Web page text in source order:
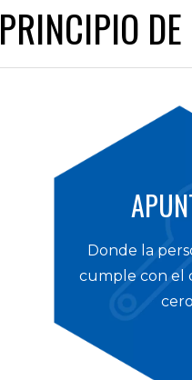
PRINCIPIO
Donde la
cumple con el